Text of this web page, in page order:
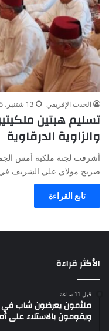
الحدث الإفريقي 13 شتنبر، 2025
تسليم هبتين
والزاوية الدرقاوية
أشرفت لجنة ملكية أمس
ضريح مولاي علي الشريف في
تابع القراءة
الأكثر قراءة
قبل 11 ساعة
ملثمون يعرضون شاب في
ويقومون بالاستلاء على